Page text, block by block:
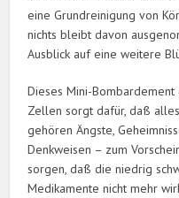
eine Grundreinigung von
nichts bleibt davon
Ausblick auf eine weitere
Dieses Mini-
Zellen sorgt dafür, daß
gehören Ängste,
Denkweisen – zum
sorgen, daß die niedrig
Medikamente nicht mehr